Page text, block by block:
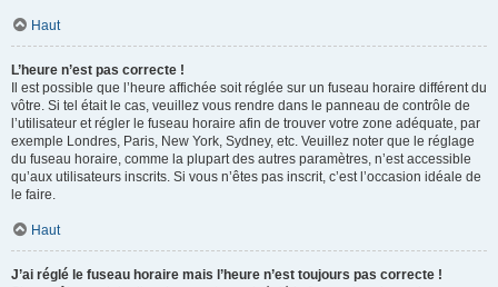
Haut
L’heure n’est pas correcte !
Il est possible que l’heure affichée soit réglée sur un fuseau horaire différent du
vôtre. Si tel était le cas, veuillez vous rendre dans le panneau de contrôle de
l’utilisateur et régler le fuseau horaire afin de trouver votre zone adéquate, par
exemple Londres, Paris, New York, Sydney, etc. Veuillez noter que le réglage
du fuseau horaire, comme la plupart des autres paramètres, n’est accessible
qu’aux utilisateurs inscrits. Si vous n’êtes pas inscrit, c’est l’occasion idéale de
le faire.
Haut
J’ai réglé le fuseau horaire mais l’heure n’est toujours pas correcte !